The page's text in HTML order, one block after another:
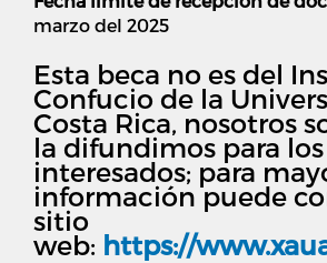
marzo del 2025
Esta beca no es del
Confucio de la
Costa Rica, nosotros
la difundimos para los
interesados; para
información puede
sitio
web: https://